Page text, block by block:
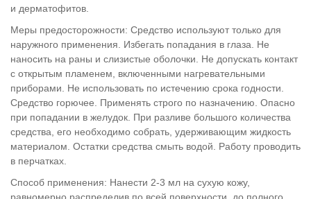
и дерматофитов.
Меры предосторожности: Средство используют только для
наружного применения. Избегать попадания в глаза. Не
наносить на раны и слизистые оболочки. Не допускать контакт
с открытым пламенем, включенными нагревательными
приборами. Не использовать по истечению срока годности.
Средство горючее. Применять строго по назначению. Опасно
при попадании в желудок. При разливе большого количества
средства, его необходимо собрать, удерживающим жидкость
материалом. Остатки средства смыть водой. Работу проводить
в перчатках.
Способ применения: Нанести 2-3 мл на сухую кожу,